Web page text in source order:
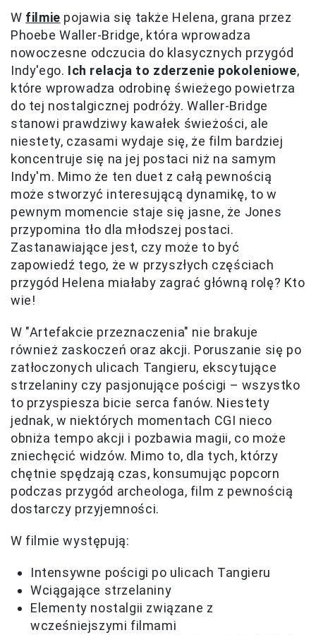
W filmie pojawia się także Helena, grana przez
Phoebe Waller-Bridge, która wprowadza
nowoczesne odczucia do klasycznych przygód
Indy'ego. Ich relacja to zderzenie pokoleniowe,
które wprowadza odrobinę świeżego powietrza
do tej nostalgicznej podróży. Waller-Bridge
stanowi prawdziwy kawałek świeżości, ale
niestety, czasami wydaje się, że film bardziej
koncentruje się na jej postaci niż na samym
Indy'm. Mimo że ten duet z całą pewnością
może stworzyć interesującą dynamikę, to w
pewnym momencie staje się jasne, że Jones
przypomina tło dla młodszej postaci.
Zastanawiające jest, czy może to być
zapowiedź tego, że w przyszłych częściach
przygód Helena miałaby zagrać główną rolę? Kto
wie!
W "Artefakcie przeznaczenia" nie brakuje
również zaskoczeń oraz akcji. Poruszanie się po
zatłoczonych ulicach Tangieru, ekscytujące
strzelaniny czy pasjonujące pościgi – wszystko
to przyspiesza bicie serca fanów. Niestety
jednak, w niektórych momentach CGI nieco
obniża tempo akcji i pozbawia magii, co może
zniechęcić widzów. Mimo to, dla tych, którzy
chętnie spędzają czas, konsumując popcorn
podczas przygód archeologa, film z pewnością
dostarczy przyjemności.
W filmie występują:
Intensywne pościgi po ulicach Tangieru
Wciągające strzelaniny
Elementy nostalgii związane z
wcześniejszymi filmami